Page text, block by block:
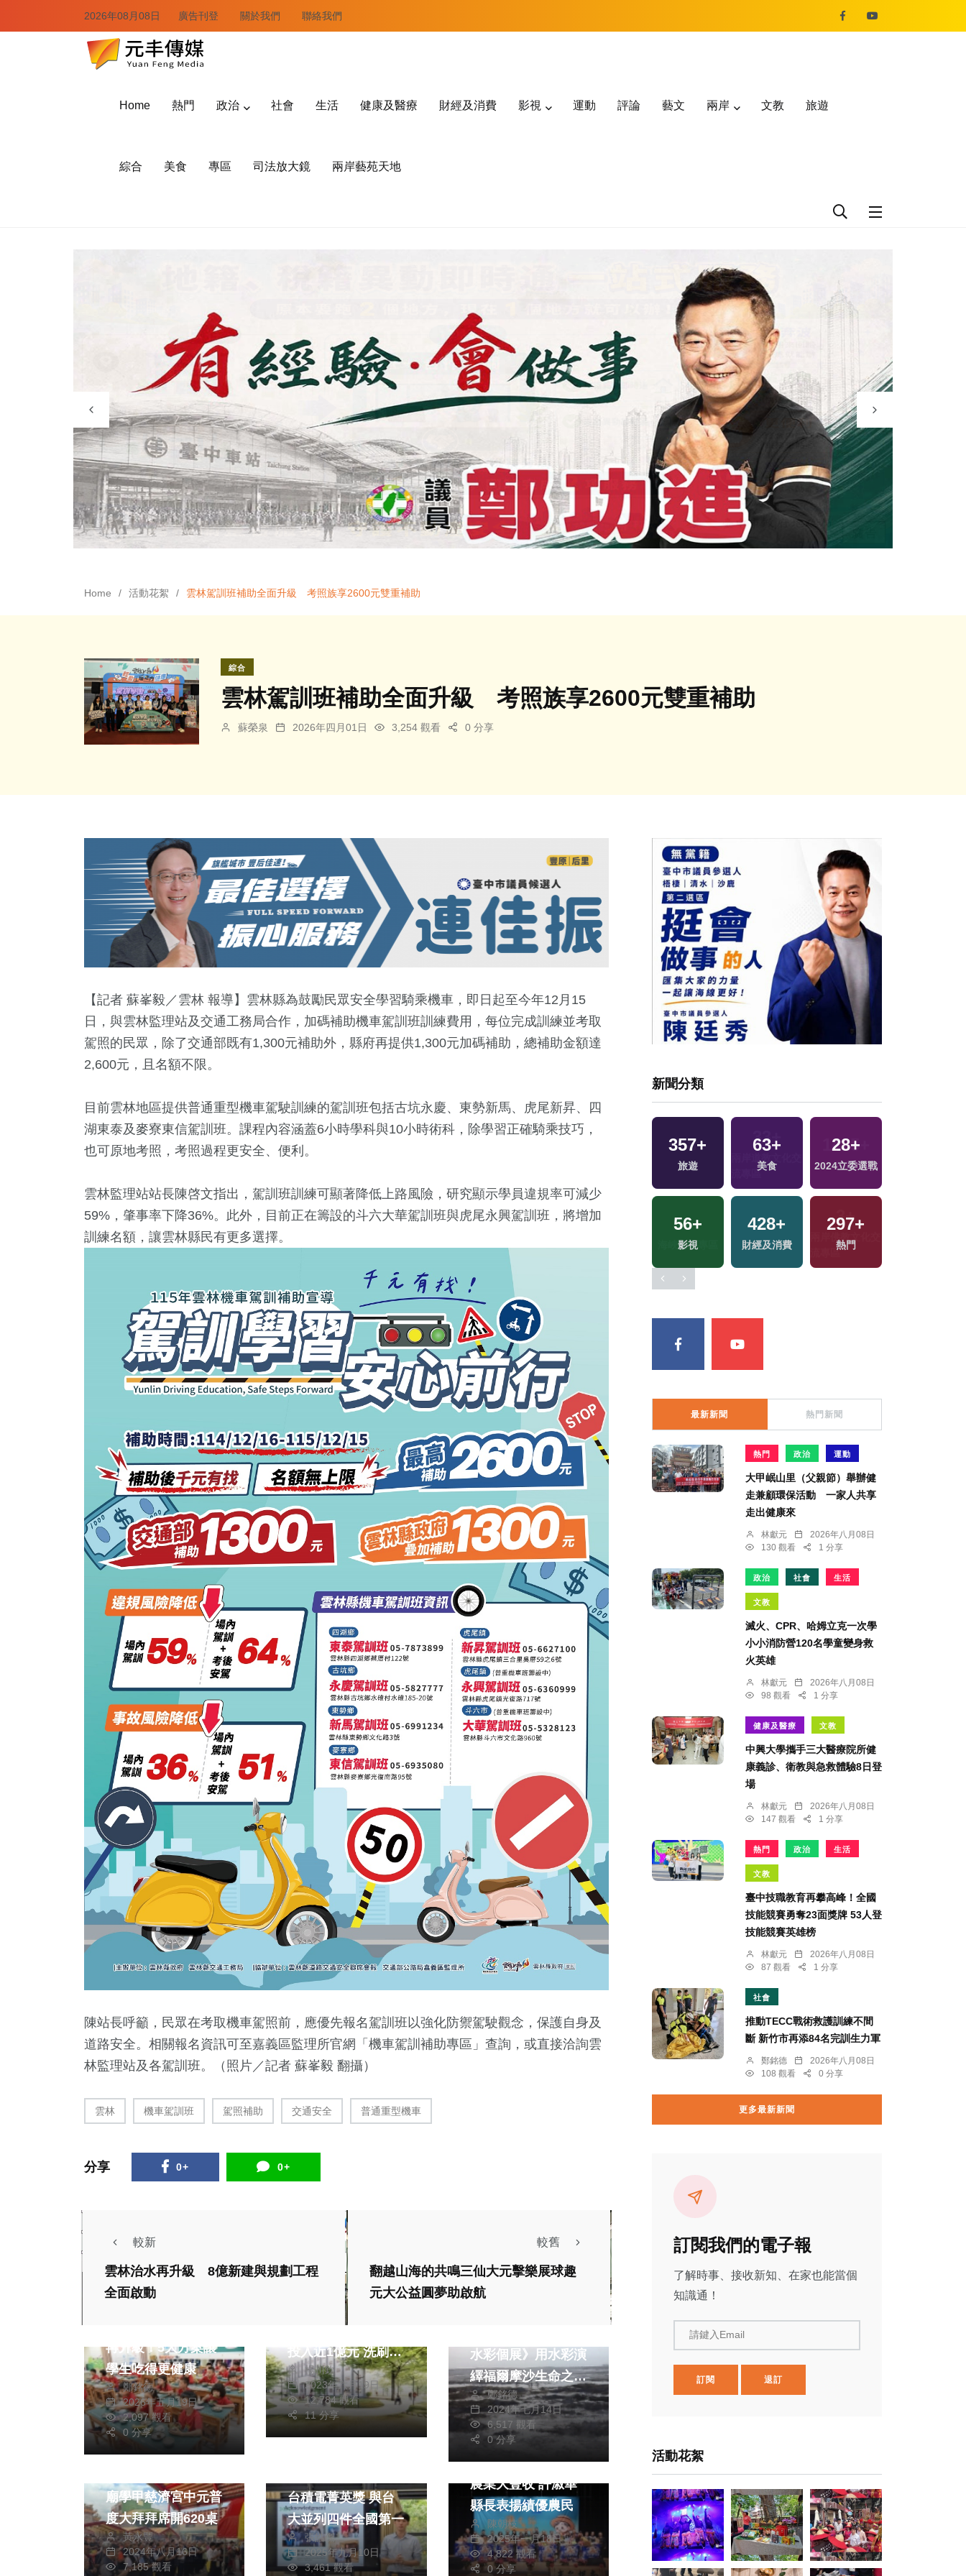
2026年08月08日 廣告刊登 關於我們 聯絡我們
Home 熱門 政治 社會 生活 健康及醫療 財經及消費 影視 運動 評論 藝文 兩岸 文教 旅遊
綜合 美食 專區 司法放大鏡 兩岸藝苑天地
Home 活動花絮 雲林駕訓班補助全面升級 考照族享2600元雙重補助
綜合
雲林駕訓班補助全面升級 考照族享2600元雙重補助
蘇榮泉 2026年四月01日 3,254 觀看 0 分享
【記者 蘇峯毅／雲林 報導】雲林縣為鼓勵民眾安全學習騎乘機車，即日起至今年12月15
日，與雲林監理站及交通工務局合作，加碼補助機車駕訓班訓練費用，每位完成訓練並考取
駕照的民眾，除了交通部既有1,300元補助外，縣府再提供1,300元加碼補助，總補助金額達
2,600元，且名額不限。
目前雲林地區提供普通重型機車駕駛訓練的駕訓班包括古坑永慶、東勢新馬、虎尾新昇、四
湖東泰及麥寮東信駕訓班。課程內容涵蓋6小時學科與10小時術科，除學習正確騎乘技巧，
也可原地考照，考照過程更安全、便利。
雲林監理站站長陳啓文指出，駕訓班訓練可顯著降低上路風險，研究顯示學員違規率可減少
59%，肇事率下降36%。此外，目前正在籌設的斗六大華駕訓班與虎尾永興駕訓班，將增加
訓練名額，讓雲林縣民有更多選擇。
陳站長呼籲，民眾在考取機車駕照前，應優先報名駕訓班以強化防禦駕駛觀念，保護自身及
道路安全。相關報名資訊可至嘉義區監理所官網「機車駕訓補助專區」查詢，或直接洽詢雲
林監理站及各駕訓班。（照片／記者 蘇峯毅 翻攝）
雲林 機車駕訓班 駕照補助 交通安全 普通重型機車
分享 0+ 0+
較新
雲林治水再升級 8億新建與規劃工程
全面啟動
較舊
翻越山海的共鳴三仙大元擊樂展球趣
元大公益圓夢助啟航
文教
再升級！5大方案讓
學生吃得更健康
鄭銘德
2026年五月19日
2,097 觀看
0 分享
全臺最爛大學宿舍？
國立嘉義大學砸重金
投入近1億元 洗刷民
雄校區「返校味」宿
舍之名！
楊川欽
2023年六月19日
12,784 觀看
11 分享
水彩個展》用水彩演
繹福爾摩沙生命之美
竹市文化藝廊即日起
開展
鄭銘德
2024年七月14日
6,517 觀看
0 分享
社會 生活
廟學甲慈濟宮中元普
度大拜拜席開620桌
黃永豐
2024年八月16日
7,185 觀看
台積電菁英獎 與台
大並列四件全國第一
張皓傑
2025年九月10日
3,461 觀看
農業大豐收 許淑華
縣長表揚績優農民
陳朝枝
2025年一月18日
4,822 觀看
0 分享
新聞分類
+ 497+ 60
2+
福建林公信俗文
1177+ 578+
33+
11+ 8+
357+
旅遊
63+
美食
28+
2024立委選戰
56+
影視
428+
財經及消費
297+
熱門
最新新聞 熱門新聞
熱門 政治 運動
大甲岷山里（父親節）舉辦健
走兼顧環保活動 一家人共享
走出健康來
林獻元
2026年八月08日
130 觀看
1 分享
政治 社會 生活
文教
滅火、CPR、哈姆立克一次學
小小消防營120名學童變身救
火英雄
林獻元
2026年八月08日
98 觀看
1 分享
健康及醫療 文教
中興大學攜手三大醫療院所健
康義診、衛教與急救體驗8日登
場
林獻元
2026年八月08日
147 觀看
1 分享
熱門 政治 生活
文教
臺中技職教育再攀高峰！全國
技能競賽勇奪23面獎牌 53人登
技能競賽英雄榜
林獻元
2026年八月08日
87 觀看
1 分享
社會
推動TECC戰術救護訓練不間
斷 新竹市再添84名完訓生力軍
鄭銘德
2026年八月08日
108 觀看
0 分享
更多最新新聞
訂閱我們的電子報
了解時事、接收新知、在家也能當個
知識通！
請鍵入Email
訂閱 退訂
活動花絮